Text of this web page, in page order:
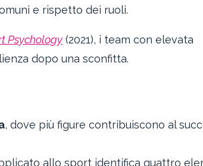
e rispetto dei ruoli.
Psychology (2021), i team con elevata
dopo una sconfitta.
, dove più figure contribuiscono al
allo sport identifica quattro